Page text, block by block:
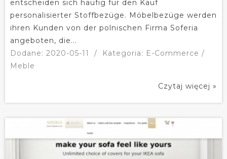
entscheiden sich häufig für den Kauf
personalisierter Stoffbezüge. Möbelbezüge werden
ihren Kunden von der polnischen Firma Soferia
angeboten, die...
Dodane: 2020-05-11
/
Kategoria: E-Commerce /
Meble
Czytaj więcej »